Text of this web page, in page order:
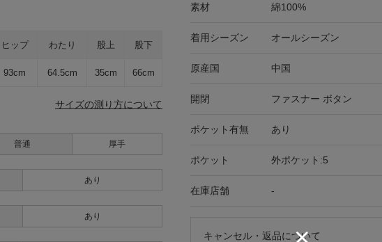
ヒップ わたり 股上 股下
93cm 64.5cm 35cm 66cm
サイズの測り方について
普通 厚手
あり
あり
素材 綿100%
着用シーズン オールシーズン
原産国 中国
開閉 ファスナー ボタン
ポケット有無 あり
ポケット 外ポケット:5
在庫店舗 -
キャンセル・返品について